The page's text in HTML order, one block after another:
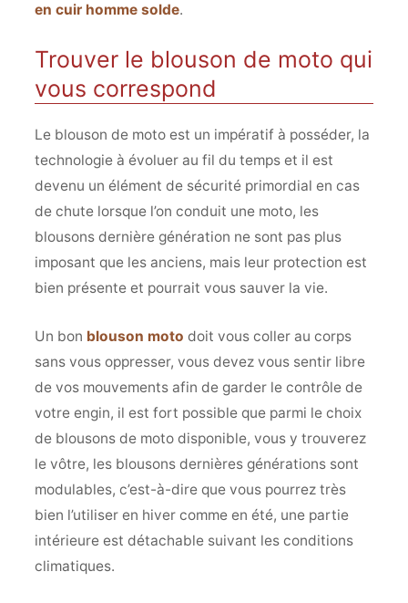
en cuir homme solde.
Trouver le blouson de moto qui
vous correspond
Le blouson de moto est un impératif à posséder, la
technologie à évoluer au fil du temps et il est
devenu un élément de sécurité primordial en cas
de chute lorsque l’on conduit une moto, les
blousons dernière génération ne sont pas plus
imposant que les anciens, mais leur protection est
bien présente et pourrait vous sauver la vie.
Un bon blouson moto doit vous coller au corps
sans vous oppresser, vous devez vous sentir libre
de vos mouvements afin de garder le contrôle de
votre engin, il est fort possible que parmi le choix
de blousons de moto disponible, vous y trouverez
le vôtre, les blousons dernières générations sont
modulables, c’est-à-dire que vous pourrez très
bien l’utiliser en hiver comme en été, une partie
intérieure est détachable suivant les conditions
climatiques.